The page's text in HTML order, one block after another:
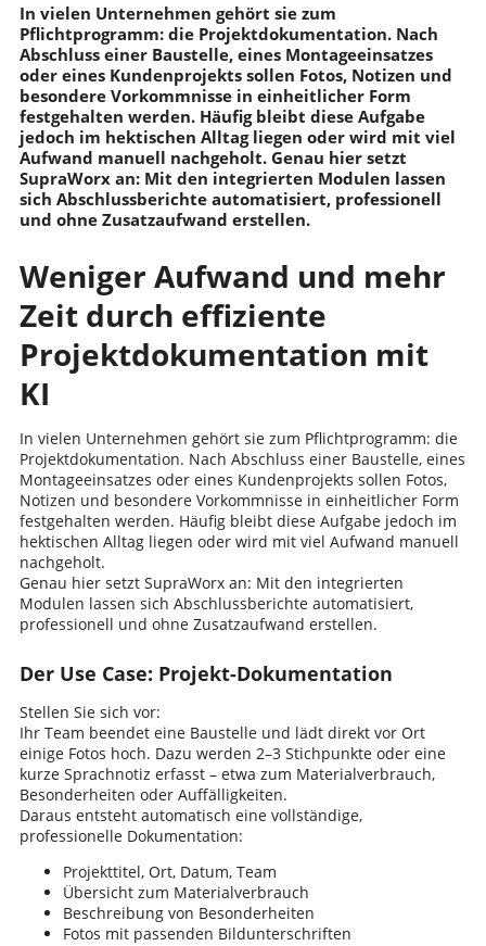
In vielen Unternehmen gehört sie zum
Pflichtprogramm: die Projektdokumentation. Nach
Abschluss einer Baustelle, eines Montageeinsatzes
oder eines Kundenprojekts sollen Fotos, Notizen und
besondere Vorkommnisse in einheitlicher Form
festgehalten werden. Häufig bleibt diese Aufgabe
jedoch im hektischen Alltag liegen oder wird mit viel
Aufwand manuell nachgeholt. Genau hier setzt
SupraWorx an: Mit den integrierten Modulen lassen
sich Abschlussberichte automatisiert, professionell
und ohne Zusatzaufwand erstellen.
Weniger Aufwand und mehr
Zeit durch effiziente
Projektdokumentation mit
KI
In vielen Unternehmen gehört sie zum Pflichtprogramm: die
Projektdokumentation. Nach Abschluss einer Baustelle, eines
Montageeinsatzes oder eines Kundenprojekts sollen Fotos,
Notizen und besondere Vorkommnisse in einheitlicher Form
festgehalten werden. Häufig bleibt diese Aufgabe jedoch im
hektischen Alltag liegen oder wird mit viel Aufwand manuell
nachgeholt.
Genau hier setzt SupraWorx an: Mit den integrierten
Modulen lassen sich Abschlussberichte automatisiert,
professionell und ohne Zusatzaufwand erstellen.
Der Use Case: Projekt-Dokumentation
Stellen Sie sich vor:
Ihr Team beendet eine Baustelle und lädt direkt vor Ort
einige Fotos hoch. Dazu werden 2–3 Stichpunkte oder eine
kurze Sprachnotiz erfasst – etwa zum Materialverbrauch,
Besonderheiten oder Auffälligkeiten.
Daraus entsteht automatisch eine vollständige,
professionelle Dokumentation:
Projekttitel, Ort, Datum, Team
Übersicht zum Materialverbrauch
Beschreibung von Besonderheiten
Fotos mit passenden Bildunterschriften